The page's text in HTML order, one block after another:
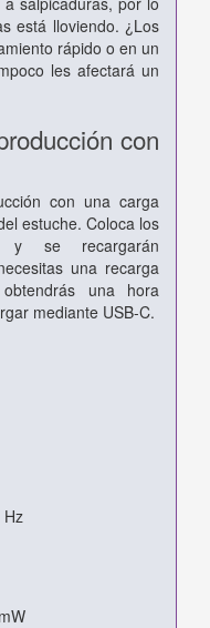
está lloviendo. ¿Los
rápido o en un
les afectará un
con
con una carga
estuche. Coloca los
y se recargarán
una recarga
una hora
mediante USB-C.
Hz